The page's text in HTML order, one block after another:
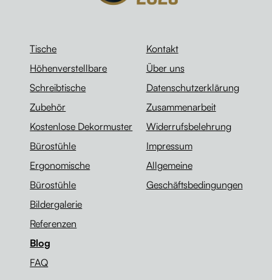
Tische
Höhenverstellbare
Schreibtische
Zubehör
Kostenlose Dekormuster
Bürostühle
Ergonomische
Bürostühle
Bildergalerie
Referenzen
Blog
FAQ
Kontakt
Über uns
Datenschutzerklärung
Zusammenarbeit
Widerrufsbelehrung
Impressum
Allgemeine
Geschäftsbedingungen